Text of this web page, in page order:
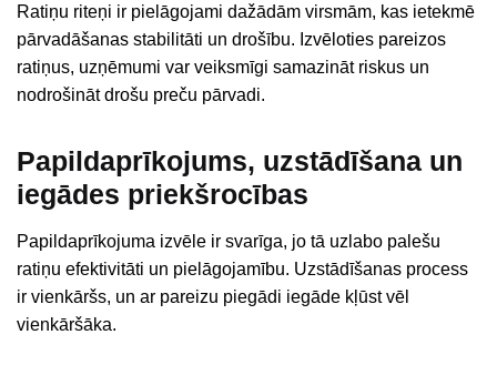
Ratiņu riteņi ir pielāgojami dažādām virsmām, kas ietekmē
pārvadāšanas stabilitāti un drošību. Izvēloties pareizos
ratiņus, uzņēmumi var veiksmīgi samazināt riskus un
nodrošināt drošu preču pārvadi.
Papildaprīkojums, uzstādīšana un
iegādes priekšrocības
Papildaprīkojuma izvēle ir svarīga, jo tā uzlabo palešu
ratiņu efektivitāti un pielāgojamību. Uzstādīšanas process
ir vienkāršs, un ar pareizu piegādi iegāde kļūst vēl
vienkāršāka.